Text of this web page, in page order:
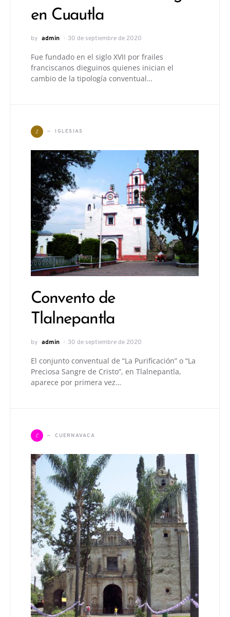
en Cuautla
by admin 30 de septiembre de 2020
Fue fundado en el siglo XVII por frailes
franciscanos dieguinos quienes inician el
cambio de la tipología conventual…
I IGLESIAS
Convento de
Tlalnepantla
by admin 30 de septiembre de 2020
El conjunto conventual de “La Purificación” o “La
Preciosa Sangre de Cristo”, en Tlalnepantla,
aparece por primera vez…
C CUERNAVACA